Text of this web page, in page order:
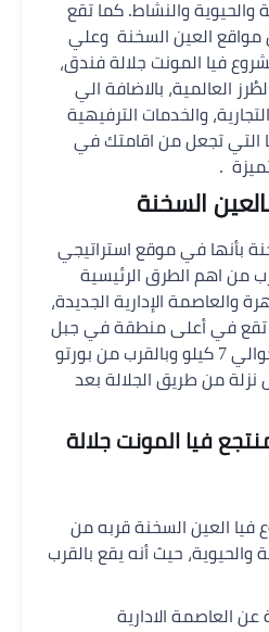
والحيوية والنشاط. كما تقع
مواقع العين السخنة وعلي
فيا المونت جلالة فندق،
العالمية، بالاضافة الي
والخدمات الترفيهية
التي تجعل من اقامتك في
.
السخنة
بأنها في موقع استراتيجي
من اهم الطرق الرئيسية
والعاصمة الإدارية الجديدة،
تقع في أعلى منطقة في جبل
الجلالة، بعد موفنمبيك بحوالي 7 كيلو وبالقرب من بورتو
عند أول نزلة من طريق الجلالة بعد
فيا المونت جلالة
فيا العين السخنة قربه من
والحيوية، حيث أنه يقع بالقرب
عن العاصمة الادارية